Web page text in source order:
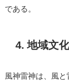
である。
4. 地域文
風神雷神は、風と